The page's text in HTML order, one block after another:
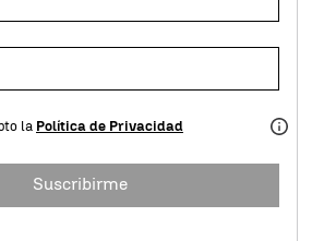
la Política de Privacidad
Suscribirme